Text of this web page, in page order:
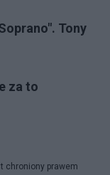
Tony
za to
chroniony prawem